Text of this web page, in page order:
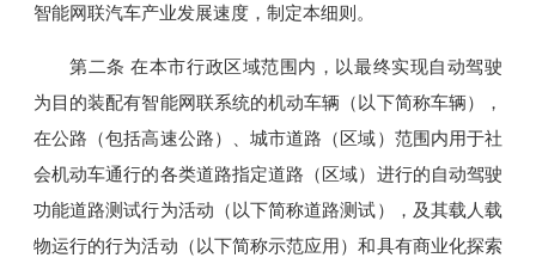
智能网联汽车产业发展速度，制定本细则。
第二条 在本市行政区域范围内，以最终实现自动驾驶
为目的装配有智能网联系统的机动车辆（以下简称车辆），
在公路（包括高速公路）、城市道路（区域）范围内用于社
会机动车通行的各类道路指定道路（区域）进行的自动驾驶
功能道路测试行为活动（以下简称道路测试），及其载人载
物运行的行为活动（以下简称示范应用）和具有商业化探索